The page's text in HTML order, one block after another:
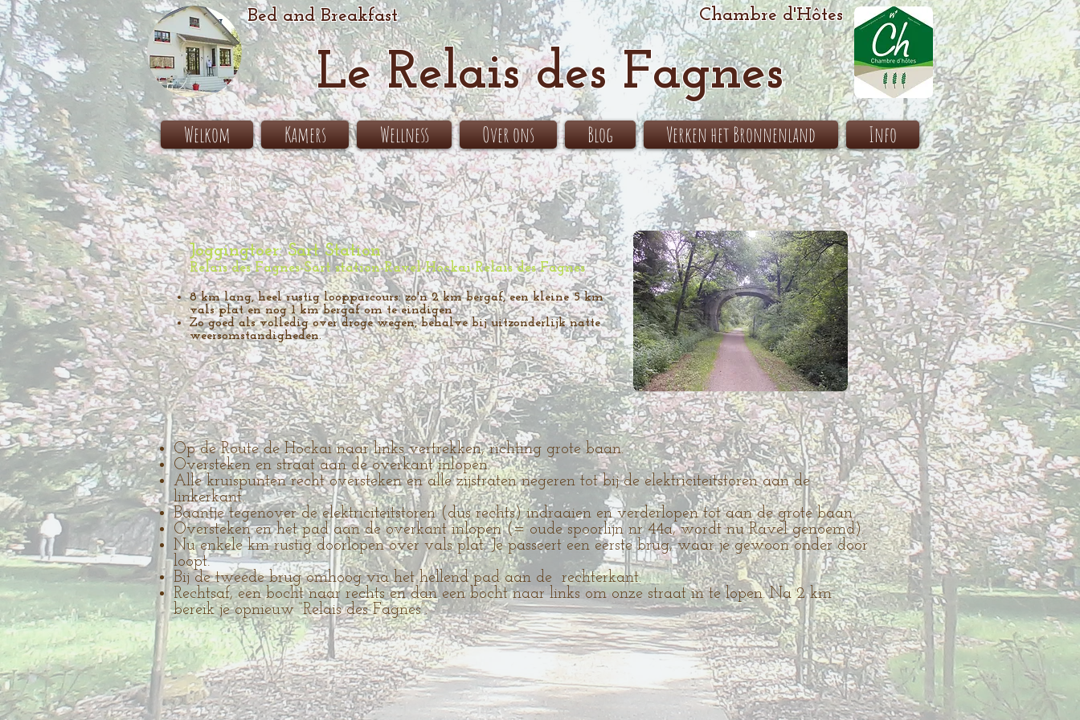
Chambre d'Hôtes
Bed and Breakfast
Le Relais des Fagnes
Welkom Kamers Wellness Over ons Blog Verken het Bronnenland
Info
<<
Lijst >>
Joggingtoer: Sart Station
Relais des Fagnes-Sart station-Ravel-Hockai-Relais des Fagnes
8 km lang, heel rustig loopparcours: zo'n 2 km bergaf, een kleine 5 km
vals plat en nog 1 km bergaf om te eindigen
Zo goed als volledig over droge wegen, behalve bij uitzonderlijk natte
weersomstandigheden.
Op de Route de Hockai naar links vertrekken, richting grote baan.
Oversteken en straat aan de overkant inlopen.
Alle kruispunten recht oversteken en alle zijstraten negeren tot bij de elektriciteitstoren aan de
linkerkant.
Baantje tegenover de elektriciteitstoren (dus rechts) indraaien en verderlopen tot aan de grote baan.
Oversteken en het pad aan de overkant inlopen (= oude spoorlijn nr 44a, wordt nu Ravel genoemd).
Nu enkele km rustig doorlopen over vals plat. Je passeert een eerste brug, waar je gewoon onder door
loopt.
Bij de tweede brug omhoog via het hellend pad aan de rechterkant.
Rechtsaf, een bocht naar rechts en dan een bocht naar links om onze straat in te lopen. Na 2 km
bereik je opnieuw “Relais des Fagnes”.